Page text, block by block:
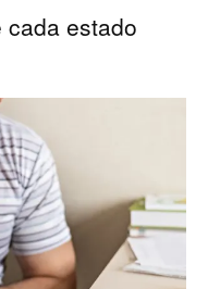
estado